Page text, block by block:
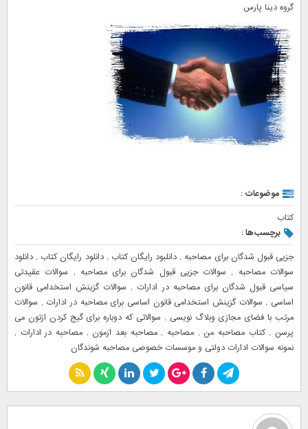
گروه دینا پارس
موضوعات :
کتاب
برچسب‌ها :
جزیی قبول شدگان برای مصاحبه , دانلبود رایگان کتاب ,دانلود رایگان کتاب , دانلود
سوالات مصاحبه , سوالات جزیی قبول شدگان برای مصاحبه , سوالات عقیدتی
سیاسی قبول شدگان برای مصاحبه در ادارات , سوالات گزینش استخدامی قانون
اساسی , سوالات گزینش استخدامی قانون اساسی برای مصاحبه در ادارات , سوالات
مرتب با فضای مجازی وبلاگ نویسی , سوالاتی که دوباره برای گیج کردن ازتون می
پرسن ,کتاب مصاحبه من , مصاحبه ,مصاحبه بعد ازمون , مصاحبه در ادارات ,
نمونه سوالات ادارات دولتی و موسسات خصوصی مصاحبه شوندگان